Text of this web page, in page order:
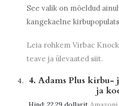
See valik on mõeldud
kangekaelne
Leia rohkem Virbac
teave ja ülevaated siit.
4. Adams Plus kirbu-
ja